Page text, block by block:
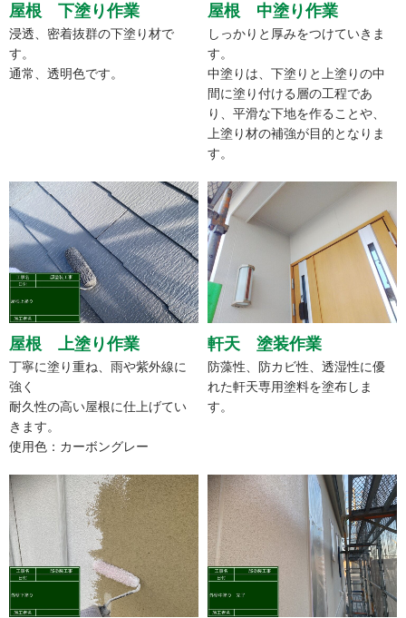
屋根 下塗り作業
浸透、密着抜群の下塗り材で
す。
通常、透明色です。
屋根 中塗り作業
しっかりと厚みをつけていきま
す。
中塗りは、下塗りと上塗りの中
間に塗り付ける層の工程であ
り、平滑な下地を作ることや、
上塗り材の補強が目的となりま
す。
屋根 上塗り作業
丁寧に塗り重ね、雨や紫外線に
強く
耐久性の高い屋根に仕上げてい
きます。
使用色：カーボングレー
軒天 塗装作業
防藻性、防カビ性、透湿性に優
れた軒天専用塗料を塗布しま
す。